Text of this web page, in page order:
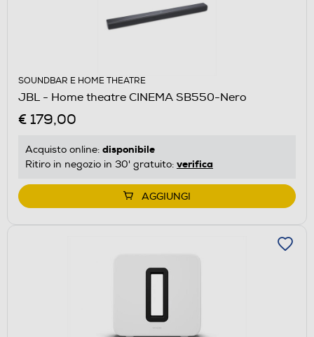
SOUNDBAR E HOME THEATRE
JBL - Home theatre CINEMA SB550-Nero
€ 179,00
Acquisto online: disponibile
Ritiro in negozio in 30' gratuito: verifica
AGGIUNGI